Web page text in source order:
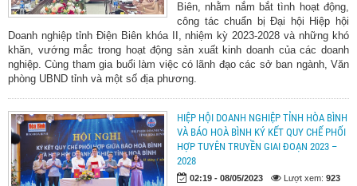
Biên, nhằm nắm bắt tình hoạt động,
công tác chuẩn bị Đại hội Hiệp hội
Doanh nghiệp tỉnh Điện Biên khóa II, nhiệm kỳ 2023-2028 và những khó
khăn, vướng mắc trong hoạt động sản xuất kinh doanh của các doanh
nghiệp. Cùng tham gia buổi làm việc có lãnh đạo các sở ban ngành, Văn
phòng UBND tỉnh và một số địa phương.
HIỆP HỘI DOANH NGHIỆP TỈNH HÒA BÌNH
VÀ BÁO HOÀ BÌNH KÝ KẾT QUY CHẾ PHỐI
HỢP TUYÊN TRUYỀN GIAI ĐOẠN 2023 –
2028
02:19 - 08/05/2023 Lượt xem: 923